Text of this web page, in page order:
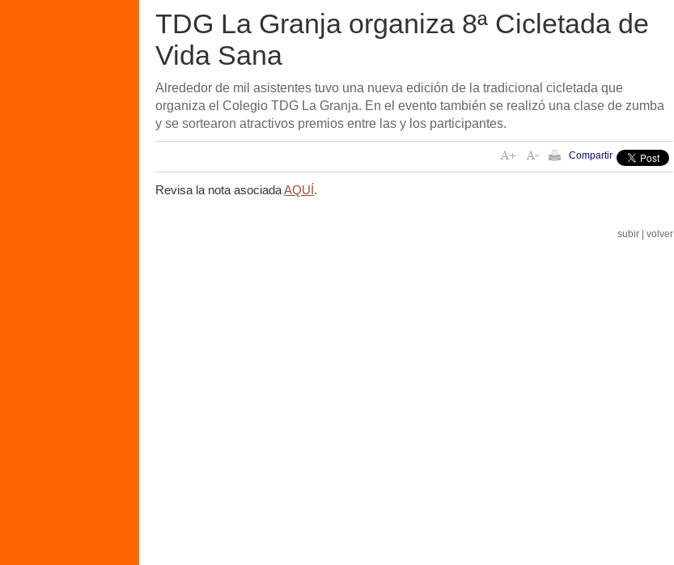
TDG La Granja organiza 8ª Cicletada de
Vida Sana
Alrededor de mil asistentes tuvo una nueva edición de la tradicional cicletada que
organiza el Colegio TDG La Granja. En el evento también se realizó una clase de zumba
y se sortearon atractivos premios entre las y los participantes.
Compartir
Revisa la nota asociadaAQUÍ.
subir volver